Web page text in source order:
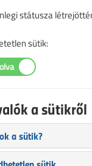
státusza
sütik:
a sütikről
a sütik?